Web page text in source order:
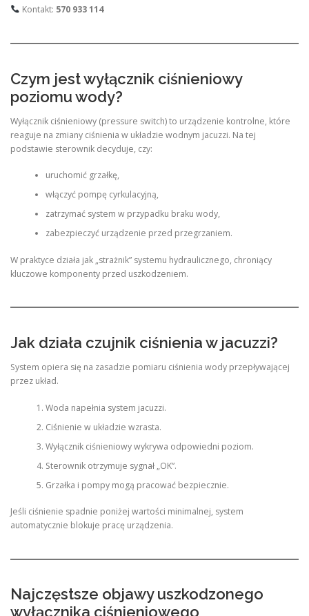
Kontakt: 570 933 114
Czym jest wyłącznik ciśnieniowy
poziomu wody?
Wyłącznik ciśnieniowy (pressure switch) to urządzenie kontrolne, które
reaguje na zmiany ciśnienia w układzie wodnym jacuzzi. Na tej
podstawie sterownik decyduje, czy:
uruchomić grzałkę,
włączyć pompę cyrkulacyjną,
zatrzymać system w przypadku braku wody,
zabezpieczyć urządzenie przed przegrzaniem.
W praktyce działa jak „strażnik” systemu hydraulicznego, chroniący
kluczowe komponenty przed uszkodzeniem.
Jak działa czujnik ciśnienia w jacuzzi?
System opiera się na zasadzie pomiaru ciśnienia wody przepływającej
przez układ.
Woda napełnia system jacuzzi.
Ciśnienie w układzie wzrasta.
Wyłącznik ciśnieniowy wykrywa odpowiedni poziom.
Sterownik otrzymuje sygnał „OK”.
Grzałka i pompy mogą pracować bezpiecznie.
Jeśli ciśnienie spadnie poniżej wartości minimalnej, system
automatycznie blokuje pracę urządzenia.
Najczęstsze objawy uszkodzonego
wyłącznika ciśnieniowego